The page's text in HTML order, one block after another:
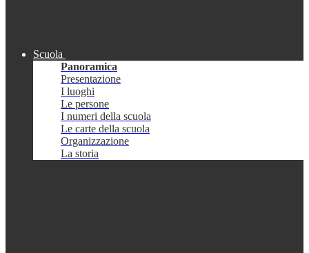
Scuola
Panoramica
Presentazione
I luoghi
Le persone
I numeri della scuola
Le carte della scuola
Organizzazione
La storia